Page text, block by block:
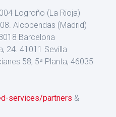
Logroño (La Rioja)
Alcobendas (Madrid)
Barcelona
24. 41011 Sevilla
58, 5ª Planta, 46035
services/partners &